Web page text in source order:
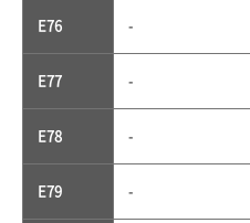
E76 -
E77 -
E78 -
E79 -